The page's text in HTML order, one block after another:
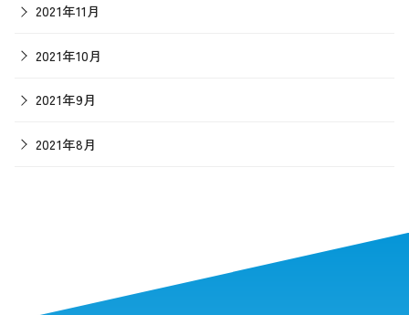
2021年11月
2021年10月
2021年9月
2021年8月